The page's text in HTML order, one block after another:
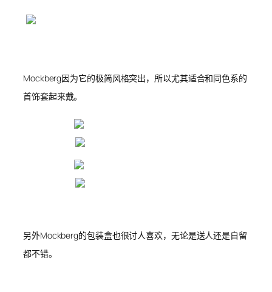
Mockberg因为它的极简风格突出，所以尤其适合和同色系的
首饰套起来戴。
另外Mockberg的包装盒也很讨人喜欢，无论是送人还是自留
都不错。